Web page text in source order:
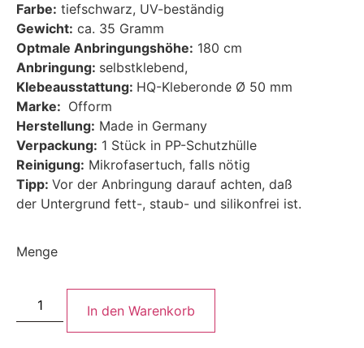
Farbe: tiefschwarz, UV-beständig
Gewicht: ca. 35 Gramm
Optmale Anbringungshöhe: 180 cm
Anbringung: selbstklebend,
Klebeausstattung: HQ-Kleberonde Ø 50 mm
Marke: Ofform
Herstellung: Made in Germany
Verpackung: 1 Stück in PP-Schutzhülle
Reinigung: Mikrofasertuch, falls nötig
Tipp: Vor der Anbringung darauf achten, daß
der Untergrund fett-, staub- und silikonfrei ist.
Menge
In den Warenkorb